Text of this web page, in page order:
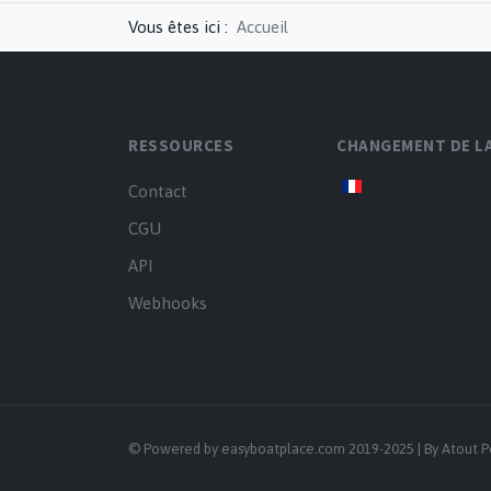
Vous êtes ici : Accueil
RESSOURCES
Contact
CGU
API
Webhooks
CHANGEMENT DE
© Powered by easyboatplace.com 2019-2025 | By Atout